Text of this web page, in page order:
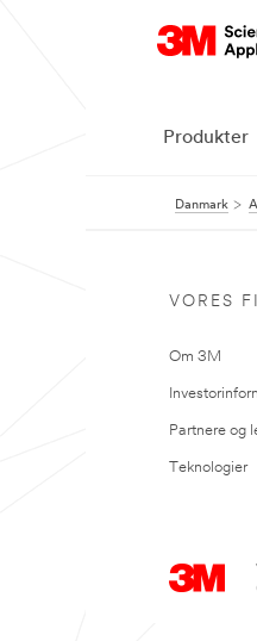
Produkter
Danmark
VORES
Om 3M
Partnere og
Teknologier